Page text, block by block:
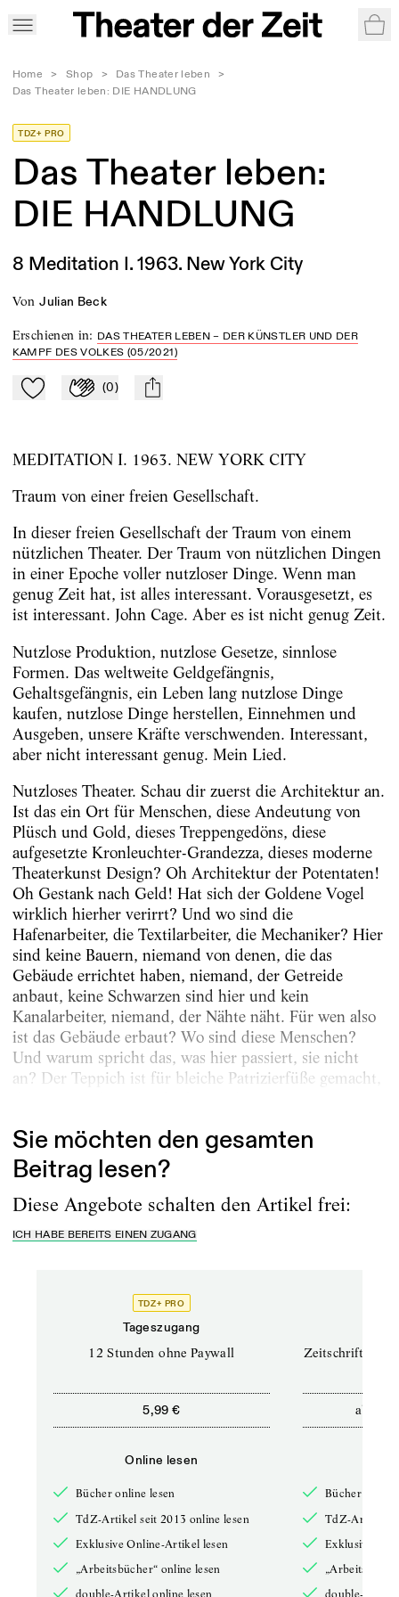
Home > Shop > Das Theater leben
>
Das Theater leben: DIE HANDLUNG
TDZ+ PRO
Das Theater leben:
DIE HANDLUNG
8 Meditation I. 1963. New York City
von Julian Beck
Erschienen in: DAS THEATER LEBEN – DER KÜNSTLER UND DER
KAMPF DES VOLKES (05/2021)
Zu Mein-TdZ hinzufügen
Applaudieren
(0) mail
MEDITATION I. 1963. NEW YORK CITY
Traum von einer freien Gesellschaft.
In dieser freien Gesellschaft der Traum von einem
nützlichen Theater. Der Traum von nützlichen Dingen
in einer Epoche voller nutzloser Dinge. Wenn man
genug Zeit hat, ist alles interessant. Vorausgesetzt, es
ist interessant. John Cage. Aber es ist nicht genug Zeit.
Nutzlose Produktion, nutzlose Gesetze, sinnlose
Formen. Das weltweite Geldgefängnis,
Gehaltsgefängnis, ein Leben lang nutzlose Dinge
kaufen, nutzlose Dinge herstellen, Einnehmen und
Ausgeben, unsere Kräfte verschwenden. Interessant,
aber nicht interessant genug. Mein Lied.
Nutzloses Theater. Schau dir zuerst die Architektur an.
Ist das ein Ort für Menschen, diese Andeutung von
Plüsch und Gold, dieses Treppengedöns, diese
aufgesetzte Kronleuchter-Grandezza, dieses moderne
Theaterkunst Design? Oh Architektur der Potentaten!
Oh Gestank nach Geld! Hat sich der Goldene Vogel
wirklich hierher verirrt? Und wo sind die
Hafenarbeiter, die Textilarbeiter, die Mechaniker? Hier
sind keine Bauern, niemand von denen, die das
Gebäude errichtet haben, niemand, der Getreide
anbaut, keine Schwarzen sind hier und kein
Kanalarbeiter, niemand, der Nähte näht. Für wen also
ist das Gebäude erbaut? Wo sind diese Menschen?
Und warum spricht das, was hier passiert, sie nicht
an? Der Teppich ist für bleiche Patrizierfüße gemacht,
Sie möchten den gesamten
Beitrag lesen?
Diese Angebote schalten den Artikel frei:
ICH HABE BEREITS EINEN ZUGANG
TDZ+ PRO
Tageszugang
12 Stunden ohne Paywall
5,99 €
Online lesen
Bücher online lesen
TdZ-Artikel seit 2013 online lesen
Exklusive Online-Artikel lesen
„Arbeitsbücher“ online lesen
double-Artikel online lesen
Zeitschriften
ab
Bücher online
TdZ-Artikel
Exklusive
double-